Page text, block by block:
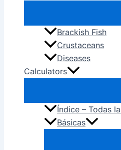
Brackish Fish
Crustaceans
Diseases
Calculators
Índice – Todas
Básicas